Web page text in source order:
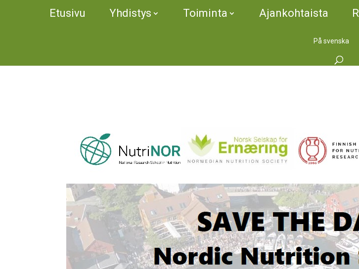
Etusivu Yhdistys Toiminta Ajankohtaista
På svenska